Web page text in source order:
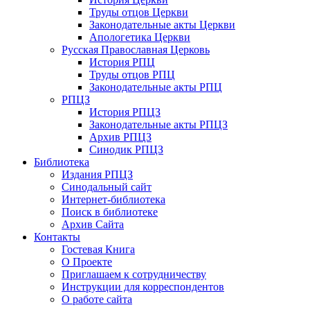
Труды отцов Церкви
Законодательные акты Церкви
Апологетика Церкви
Русская Православная Церковь
История РПЦ
Труды отцов РПЦ
Законодательные акты РПЦ
РПЦЗ
История РПЦЗ
Законодательные акты РПЦЗ
Архив РПЦЗ
Синодик РПЦЗ
Библиотека
Издания РПЦЗ
Синодальный сайт
Интернет-библиотека
Поиск в библиотеке
Архив Сайта
Контакты
Гостевая Книга
О Проекте
Приглашаем к сотрудничеству
Инструкции для корреспондентов
О работе сайта